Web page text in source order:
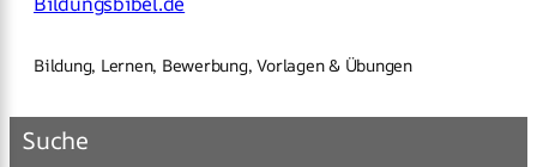
Bildung, Lernen, Bewerbung, Vorlagen & Übungen
Suche